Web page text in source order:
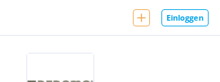
Einloggen